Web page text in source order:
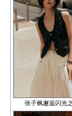
张子枫邂逅闪光